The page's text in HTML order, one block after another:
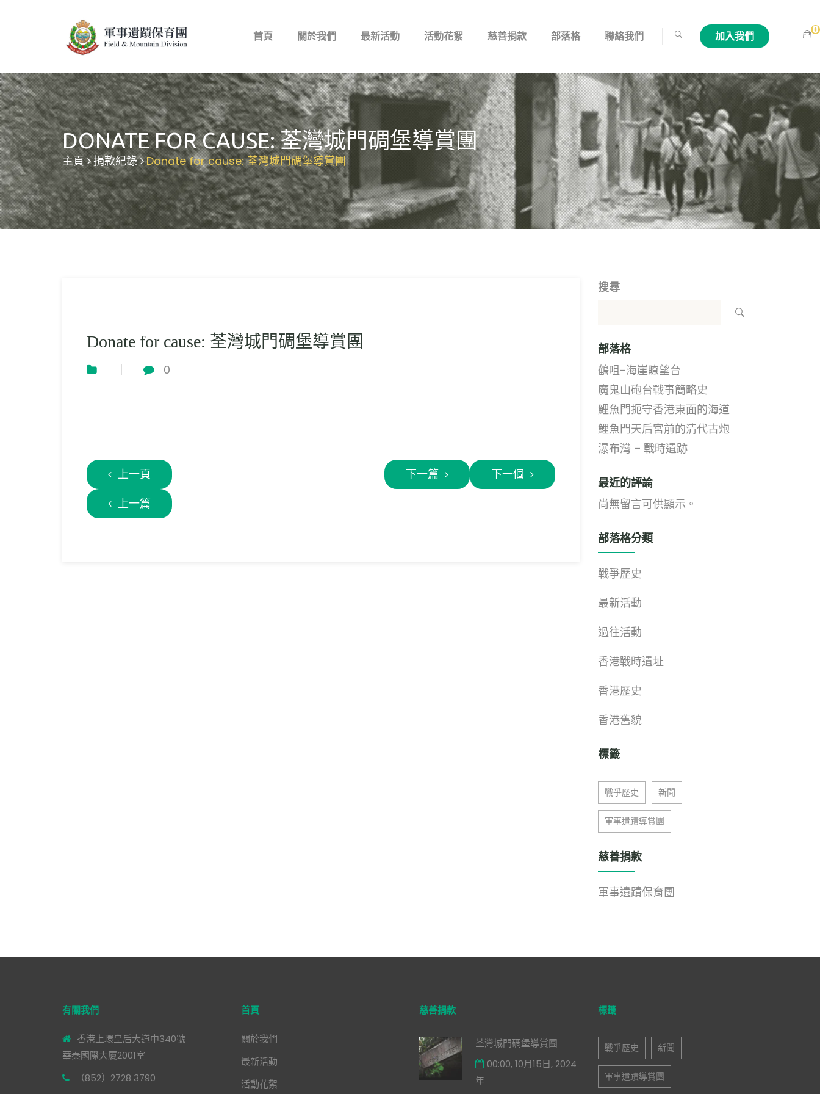
首頁 關於我們 最新活動 活動花絮 慈善捐款 部落格 聯絡我們 加入我們 0
DONATE FOR CAUSE: 荃灣城門碉堡導賞團
主頁 捐款紀錄 Donate for cause: 荃灣城門碉堡導賞團
Donate for cause: 荃灣城門碉堡導賞團
0
上一頁
上一篇
下一個
下一篇
搜尋
部落格
鶴咀-海崖瞭望台
魔鬼山砲台戰事簡略史
鯉魚門扼守香港東面的海道
鯉魚門天后宮前的清代古炮
瀑布灣 – 戰時遺跡
最近的評論
尚無留言可供顯示。
部落格分類
戰爭歷史
最新活動
過往活動
香港戰時遺址
香港歷史
香港舊貌
標籤
戰爭歷史 新聞
軍事遺蹟導賞團
慈善捐款
軍事遺蹟保育團
有關我們
香港上環皇后大道中340號
華秦國際大廈2001室
（852）2728 3790
首頁
關於我們
最新活動
活動花絮
慈善捐款
荃灣城門碉堡導賞團
00:00, 10月15日, 2024
年
標籤
戰爭歷史 新聞
軍事遺蹟導賞團